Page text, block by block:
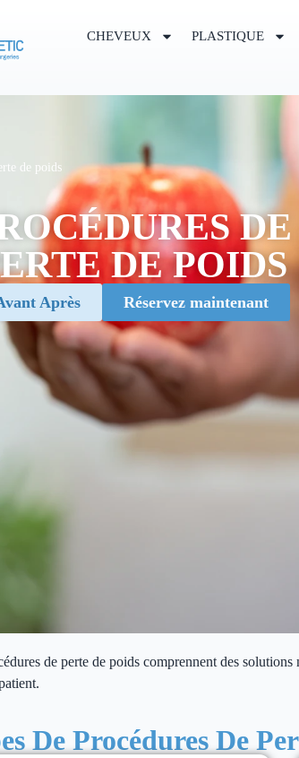
CHEVEUX PLASTIQUE
de poids
DE
DE POIDS
Après Réservez maintenant
de perte de poids comprennent des
De Procédures De